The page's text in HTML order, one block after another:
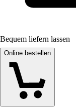
Bequem liefern lassen
Online bestellen